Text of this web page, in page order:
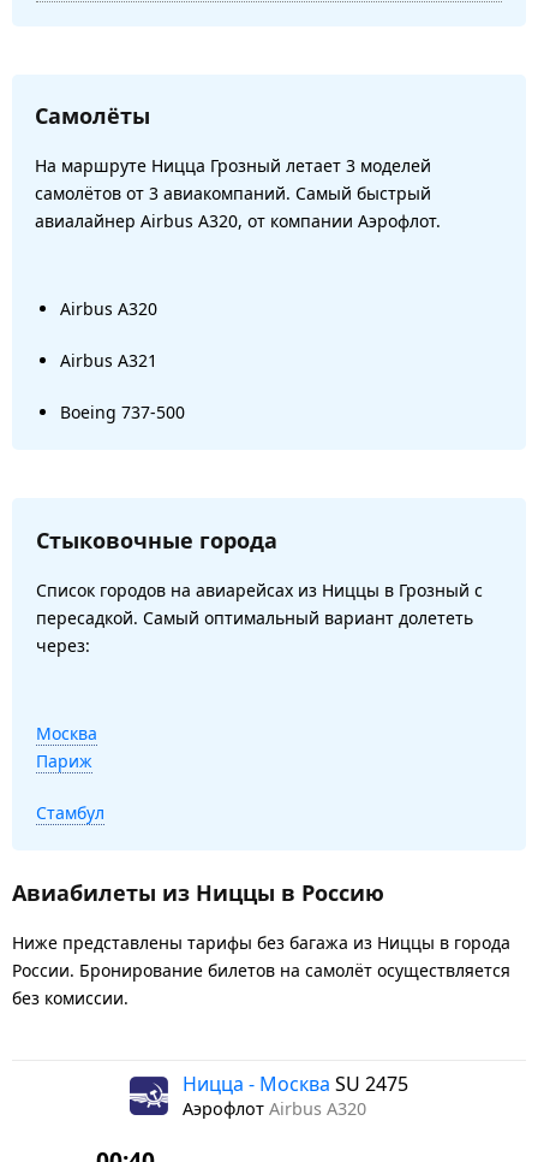
Самолёты
На маршруте Ницца Грозный летает 3 моделей
самолётов от 3 авиакомпаний. Самый быстрый
авиалайнер Airbus A320, от компании Аэрофлот.
Airbus A320
Airbus A321
Boeing 737-500
Стыковочные города
Список городов на авиарейсах из Ниццы в Грозный с
пересадкой. Самый оптимальный вариант долететь
через:
Москва
Париж
Стамбул
Авиабилеты из Ниццы в Россию
Ниже представлены тарифы без багажа из Ниццы в города
России. Бронирование билетов на самолёт осуществляется
без комиссии.
Ницца - Москва SU 2475
Аэрофлот Airbus A320